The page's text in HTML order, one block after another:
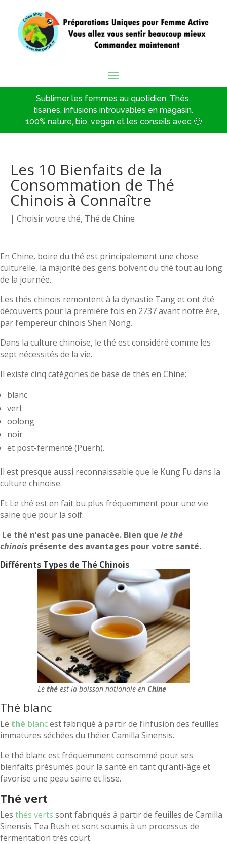
Sublimer les femmes au quotidien. Thés,
tisanes, infusions introuvables en magasin.
100% nature, bio, vegan et les conseils avec 🙂
Les 10 Bienfaits de la
Consommation de Thé
Chinois à Connaître
| Choisir votre thé, Thé de Chine
En Chine, boire du thé est principalement une chose
culturelle, la majorité des gens boivent du thé tout au long
de la journée.
Les thés chinois remontent à la dynastie Tang et ont été
découverts pour la première fois en 2737 avant notre ère,
par l’empereur chinois Shen Nong.
Dans la culture chinoise, le thé est considéré comme les
sept nécessités de la vie.
Il existe cinq catégories de base de thés en Chine:
blanc
vert
oolong
noir
et post-fermenté (Puerh).
Il est presque aussi reconnaissable que le Kung Fu dans la
culture chinoise.
Et Le thé est en fait bu plus fréquemment pour une vie
saine que pour la soif.
Le thé n’est pas une panacée. Bien que le thé
chinois présente des avantages pour votre santé.
Différents Types de Thé Chinois
Le thé est la boisson nationale en Chine
Thé blanc
Le thé blancest fabriqué à partir de l’infusion des feuilles
immatures séchées du théier Camilla Sinensis.
Le thé blanc est fréquemment consommé pour ses
bienfaits présumés pour la santé en tant qu’anti-âge et
favorise une peau saine et lisse.
Thé vert
Les thés verts sont fabriqués à partir de feuilles de Camilla
Sinensis Tea Bush et sont soumis à un processus de
fermentation très court.